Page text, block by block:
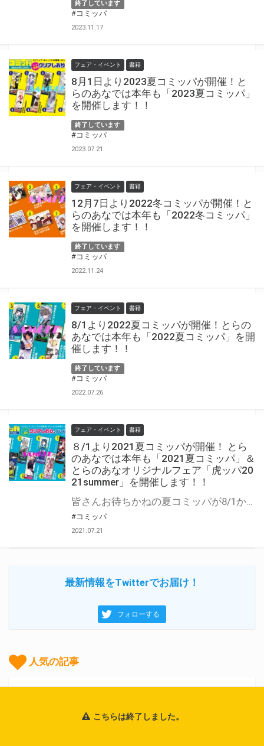
終了しています
#コミッパ
2023.11.17
フェア・イベント 書籍
8月1日より2023夏コミッパが開催！と
らのあなでは本年も「2023夏コミッパ」
を開催します！！
終了しています
#コミッパ
2023.07.21
フェア・イベント 書籍
12月7日より2022冬コミッパが開催！と
らのあなでは本年も「2022冬コミッパ」
を開催します！！
終了しています
#コミッパ
2022.11.24
フェア・イベント 書籍
8/1より2022夏コミッパが開催！とらの
あなでは本年も「2022夏コミッパ」を開
催します！！
終了しています
#コミッパ
2022.07.26
フェア・イベント 書籍
８/1より2021夏コミッパが開催！ とら
のあなでは本年も「2021夏コミッパ」＆
とらのあなオリジナルフェア「虎ッパ20
21summer」を開催します！！
皆さんお待ちかねの夏コミッパが8/1から開催！ とらのあなでは「コミッパ」に合わせて「虎ッパ」も1年ぶりに開催！ 対象商品をお買い上げの方には「コミッパ」特典をプレゼント。 また、「虎ッパ」は対象商品をお買い上げの方でフェアポイントを貯めていただくとA3タペストリーもしくはアクリルキーホルダーをプレゼントしちゃいます！ 是非気になっていた作品を一気読みしてくださいね☆ コミッパの特設ページはこちら▼ https://magazine.jp.square-enix.com/comiweb/
#コミッパ
2021.07.21
最新情報をTwitterでお届け！
フォローする
人気の記事
こちらは終了しました。